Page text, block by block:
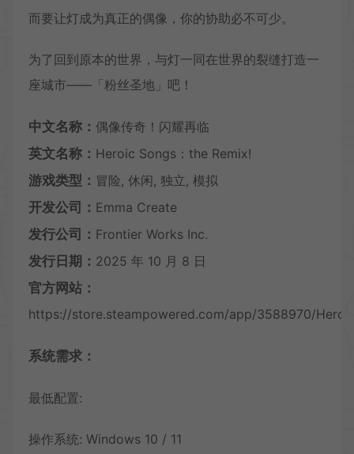
而要让灯成为真正的偶像，你的协助必不可少。
为了回到原本的世界，与灯一同在世界的裂缝打造一
座城市——「粉丝圣地」吧！
中文名称： 偶像传奇！闪耀再临
英文名称： Heroic Songs：the Remix!
游戏类型： 冒险, 休闲, 独立, 模拟
开发公司： Emma Create
发行公司： Frontier Works Inc.
发行日期： 2025 年 10 月 8 日
官方网站：
https://store.steampowered.com/app/3588970/
系统需求：
最低配置:
操作系统: Windows 10 / 11